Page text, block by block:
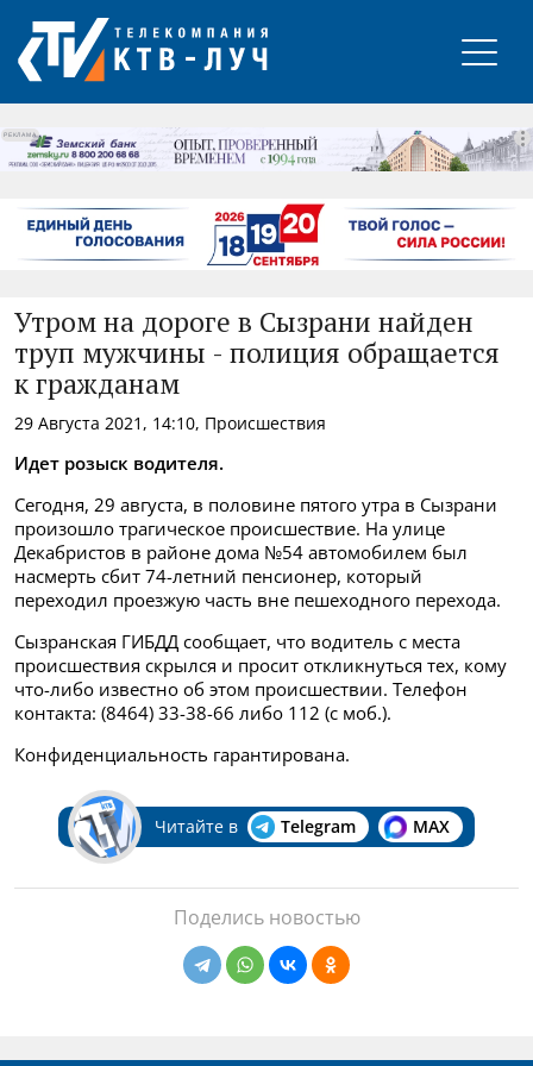
РЕКЛАМА
Утром на дороге в Сызрани найден
труп мужчины - полиция обращается
к гражданам
29 Августа 2021, 14:10, Происшествия
Идет розыск водителя.
Сегодня, 29 августа, в половине пятого утра в Сызрани
произошло трагическое происшествие. На улице
Декабристов в районе дома №54 автомобилем был
насмерть сбит 74-летний пенсионер, который
переходил проезжую часть вне пешеходного перехода.
Сызранская ГИБДД сообщает, что водитель с места
происшествия скрылся и просит откликнуться тех, кому
что-либо известно об этом происшествии. Телефон
контакта: (8464) 33-38-66 либо 112 (с моб.).
Конфиденциальность гарантирована.
Читайте в Telegram MAX
Поделись новостью